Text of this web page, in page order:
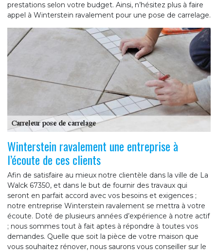
prestations selon votre budget. Ainsi, n’hésitez plus à faire
appel à Winterstein ravalement pour une pose de carrelage.
Winterstein ravalement une entreprise à
l’écoute de ces clients
Afin de satisfaire au mieux notre clientèle dans la ville de La
Walck 67350, et dans le but de fournir des travaux qui
seront en parfait accord avec vos besoins et exigences ;
notre entreprise Winterstein ravalement se mettra à votre
écoute. Doté de plusieurs années d’expérience à notre actif
; nous sommes tout à fait aptes à répondre à toutes vos
demandes. Quelle que soit la pièce de votre maison que
vous souhaitez rénover, nous saurons vous conseiller sur le